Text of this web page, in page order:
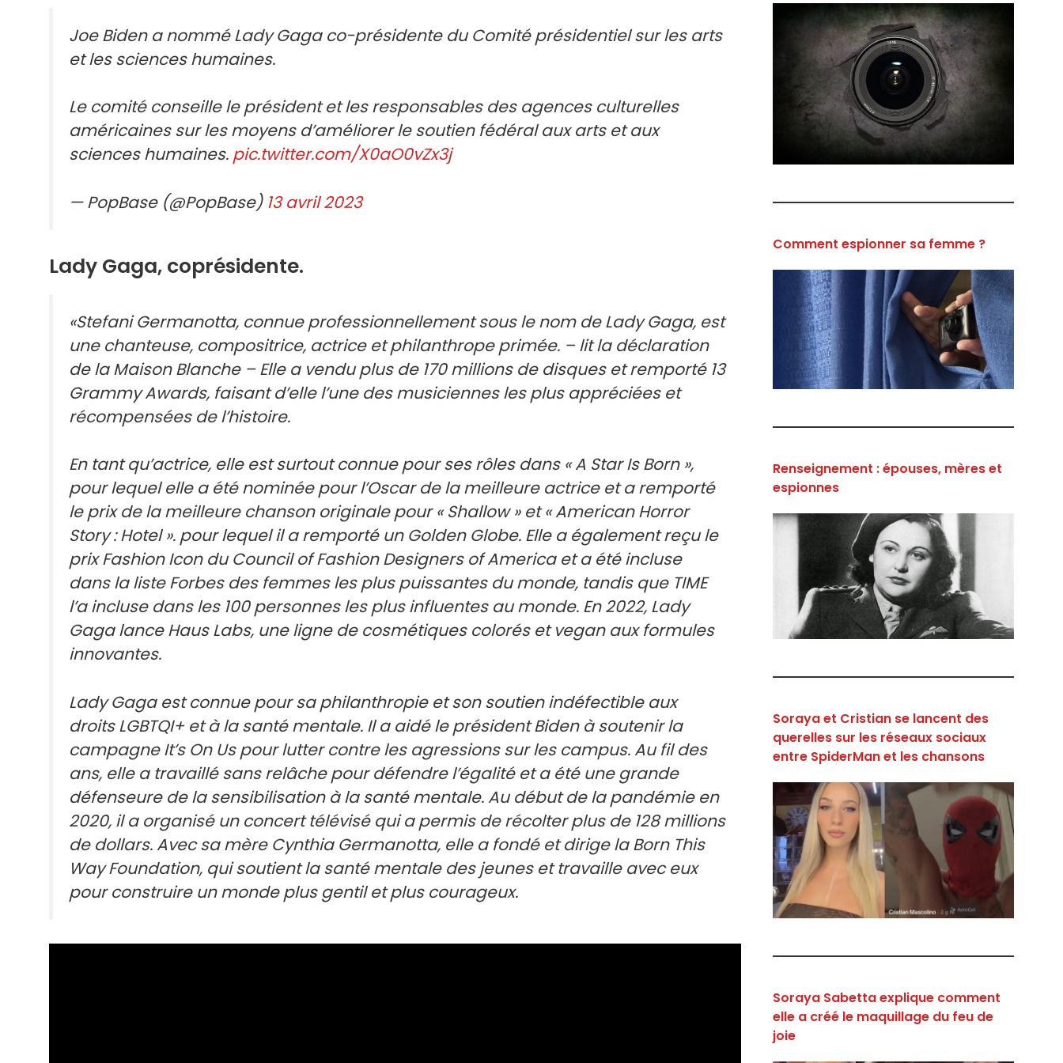
Joe Biden a nommé Lady Gaga co-présidente du Comité présidentiel sur les arts
et les sciences humaines.
Le comité conseille le président et les responsables des agences culturelles
américaines sur les moyens d’améliorer le soutien fédéral aux arts et aux
sciences humaines. pic.twitter.com/X0aO0vZx3j
— PopBase (@PopBase) 13 avril 2023
Lady Gaga, coprésidente.
«Stefani Germanotta, connue professionnellement sous le nom de Lady Gaga, est
une chanteuse, compositrice, actrice et philanthrope primée. – lit la déclaration
de la Maison Blanche – ​​Elle a vendu plus de 170 millions de disques et remporté 13
Grammy Awards, faisant d’elle l’une des musiciennes les plus appréciées et
récompensées de l’histoire.
En tant qu’actrice, elle est surtout connue pour ses rôles dans « A Star Is Born »,
pour lequel elle a été nominée pour l’Oscar de la meilleure actrice et a remporté
le prix de la meilleure chanson originale pour « Shallow » et « American Horror
Story : Hotel ». pour lequel il a remporté un Golden Globe. Elle a également reçu le
prix Fashion Icon du Council of Fashion Designers of America et a été incluse
dans la liste Forbes des femmes les plus puissantes du monde, tandis que TIME
l’a incluse dans les 100 personnes les plus influentes au monde. En 2022, Lady
Gaga lance Haus Labs, une ligne de cosmétiques colorés et vegan aux formules
innovantes.
Lady Gaga est connue pour sa philanthropie et son soutien indéfectible aux
droits LGBTQI+ et à la santé mentale. Il a aidé le président Biden à soutenir la
campagne It’s On Us pour lutter contre les agressions sur les campus. Au fil des
ans, elle a travaillé sans relâche pour défendre l’égalité et a été une grande
défenseure de la sensibilisation à la santé mentale. Au début de la pandémie en
2020, il a organisé un concert télévisé qui a permis de récolter plus de 128 millions
de dollars. Avec sa mère Cynthia Germanotta, elle a fondé et dirige la Born This
Way Foundation, qui soutient la santé mentale des jeunes et travaille avec eux
pour construire un monde plus gentil et plus courageux.
Comment espionner sa femme ?
Renseignement : épouses, mères et
espionnes
Soraya et Cristian se lancent des
querelles sur les réseaux sociaux
entre SpiderMan et les chansons
Soraya Sabetta explique comment
elle a créé le maquillage du feu de
joie